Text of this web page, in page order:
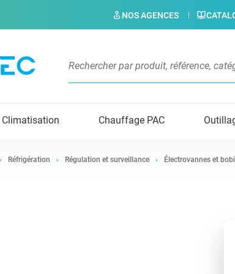
NOS AGENCES
Climatisation Chauffage PAC
Réfrigération Régulation et surveillance Électrovannes et